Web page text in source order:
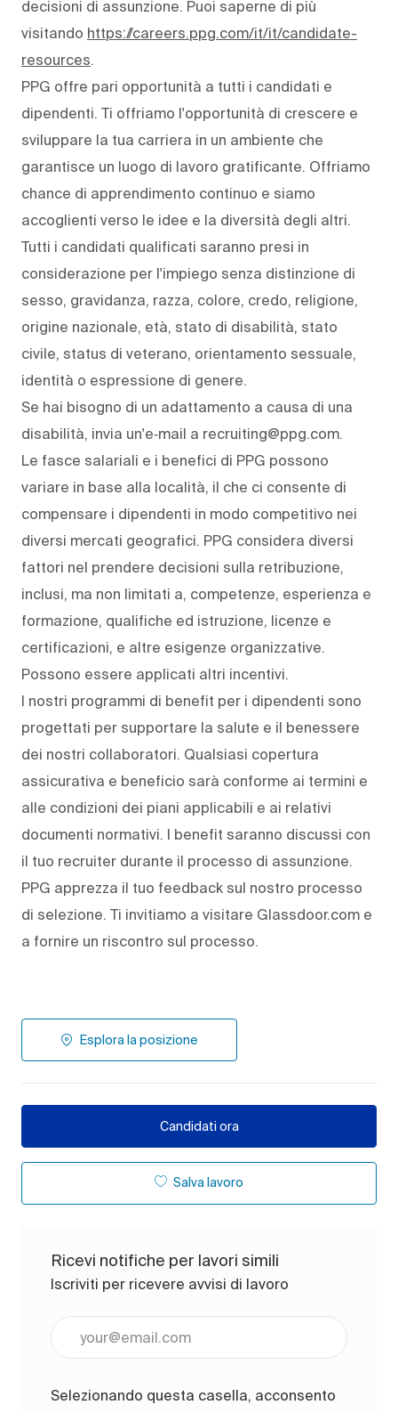
decisioni di assunzione. Puoi saperne di più
visitando https://careers.ppg.com/it/it/candidate-
resources.
PPG offre pari opportunità a tutti i candidati e
dipendenti. Ti offriamo l'opportunità di crescere e
sviluppare la tua carriera in un ambiente che
garantisce un luogo di lavoro gratificante. Offriamo
chance di apprendimento continuo e siamo
accoglienti verso le idee e la diversità degli altri.
Tutti i candidati qualificati saranno presi in
considerazione per l'impiego senza distinzione di
sesso, gravidanza, razza, colore, credo, religione,
origine nazionale, età, stato di disabilità, stato
civile, status di veterano, orientamento sessuale,
identità o espressione di genere.
Se hai bisogno di un adattamento a causa di una
disabilità, invia un'e‑mail a recruiting@ppg.com.
Le fasce salariali e i benefici di PPG possono
variare in base alla località, il che ci consente di
compensare i dipendenti in modo competitivo nei
diversi mercati geografici. PPG considera diversi
fattori nel prendere decisioni sulla retribuzione,
inclusi, ma non limitati a, competenze, esperienza e
formazione, qualifiche ed istruzione, licenze e
certificazioni, e altre esigenze organizzative.
Possono essere applicati altri incentivi.
I nostri programmi di benefit per i dipendenti sono
progettati per supportare la salute e il benessere
dei nostri collaboratori. Qualsiasi copertura
assicurativa e beneficio sarà conforme ai termini e
alle condizioni dei piani applicabili e ai relativi
documenti normativi. I benefit saranno discussi con
il tuo recruiter durante il processo di assunzione.
PPG apprezza il tuo feedback sul nostro processo
di selezione. Ti invitiamo a visitare Glassdoor.com e
a fornire un riscontro sul processo.
Esplora la posizione
Candidati ora
Salva lavoro
Ricevi notifiche per lavori simili
Iscriviti per ricevere avvisi di lavoro
Selezionando questa casella, acconsento